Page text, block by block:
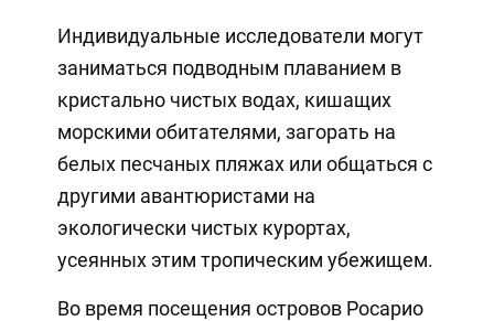
Индивидуальные исследователи могут
заниматься подводным плаванием в
кристально чистых водах, кишащих
морскими обитателями, загорать на
белых песчаных пляжах или общаться с
другими авантюристами на
экологически чистых курортах,
усеянных этим тропическим убежищем.
Во время посещения островов Росарио